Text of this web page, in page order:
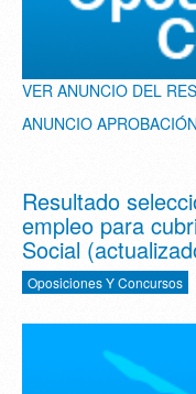
VER ANUNCIO DEL
ANUNCIO
Resultado
empleo para
Social
Oposiciones Y Concursos